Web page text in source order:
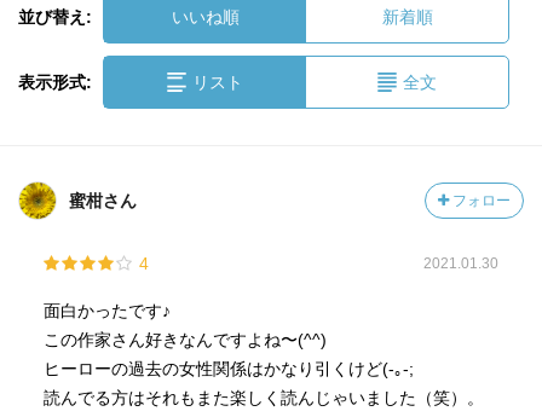
並び替え: いいね順 新着順
表示形式: リスト 全文
蜜柑さん フォロー
4 2021.01.30
面白かったです♪
この作家さん好きなんですよね〜(^^)
ヒーローの過去の女性関係はかなり引くけど(-｡-;
読んでる方はそれもまた楽しく読んじゃいました（笑）。